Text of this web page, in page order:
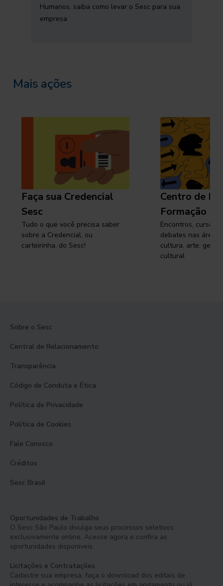
Humanos, saiba como levar o Sesc para sua
empresa
Mais ações
Faça sua Credencial
Sesc
Tudo o que você precisa saber
sobre a Credencial, ou
carteirinha, do Sesc!
Centro de
Formação
Encontros, cursos,
debates nas áreas
cultura, arte,
cultural
Sobre o Sesc
Central de Relacionamento
Transparência
Código de Conduta e Ética
Política de Privacidade
Política de Cookies
Fale Conosco
Créditos
Sesc Brasil
Oportunidades de Trabalho
O Sesc São Paulo divulga seus processos seletivos
exclusivamente online. Acesse agora e confira as
oportunidades disponíveis.
Licitações e Contratações
Cadastre sua empresa, faça o download dos editais de